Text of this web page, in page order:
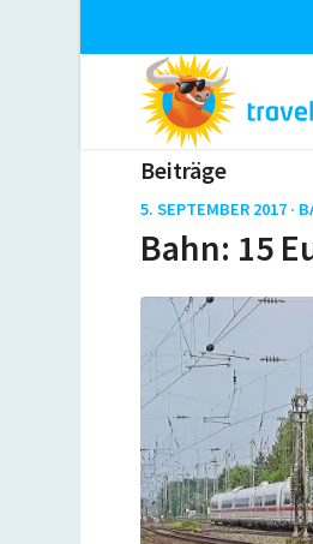
Beiträge
5. SEPTEMBER 2017 ·
Bahn: 15